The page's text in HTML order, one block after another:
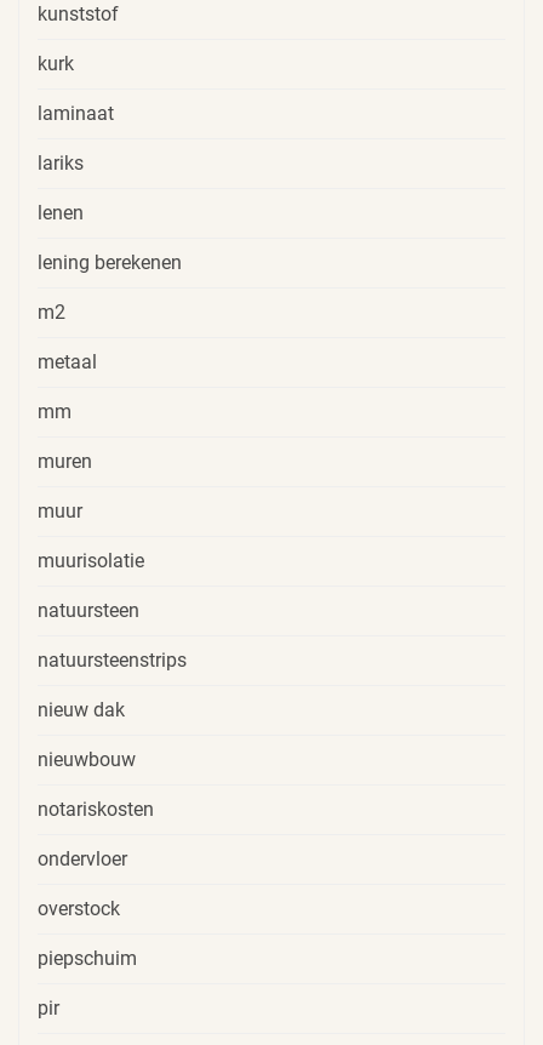
kunststof
kurk
laminaat
lariks
lenen
lening berekenen
m2
metaal
mm
muren
muur
muurisolatie
natuursteen
natuursteenstrips
nieuw dak
nieuwbouw
notariskosten
ondervloer
overstock
piepschuim
pir